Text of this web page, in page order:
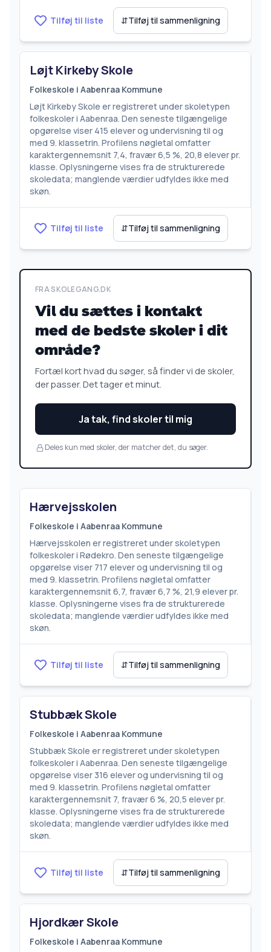
Tilføj til liste ⇵Tilføj til sammenligning
Løjt Kirkeby Skole
Folkeskole i Aabenraa Kommune
Løjt Kirkeby Skole er registreret under skoletypen
folkeskoler i Aabenraa. Den seneste tilgængelige
opgørelse viser 415 elever og undervisning til og
med 9. klassetrin. Profilens nøgletal omfatter
karaktergennemsnit 7,4, fravær 6,5 %, 20,8 elever pr.
klasse. Oplysningerne vises fra de strukturerede
skoledata; manglende værdier udfyldes ikke med
skøn.
Tilføj til liste ⇵Tilføj til sammenligning
FRA SKOLEGANG.DK
Vil du sættes i kontakt
med de bedste skoler i dit
område?
Fortæl kort hvad du søger, så finder vi de skoler,
der passer. Det tager et minut.
Ja tak, find skoler til mig
Deles kun med skoler, der matcher det, du søger.
Hærvejsskolen
Folkeskole i Aabenraa Kommune
Hærvejsskolen er registreret under skoletypen
folkeskoler i Rødekro. Den seneste tilgængelige
opgørelse viser 717 elever og undervisning til og
med 9. klassetrin. Profilens nøgletal omfatter
karaktergennemsnit 6,7, fravær 6,7 %, 21,9 elever pr.
klasse. Oplysningerne vises fra de strukturerede
skoledata; manglende værdier udfyldes ikke med
skøn.
Tilføj til liste ⇵Tilføj til sammenligning
Stubbæk Skole
Folkeskole i Aabenraa Kommune
Stubbæk Skole er registreret under skoletypen
folkeskoler i Aabenraa. Den seneste tilgængelige
opgørelse viser 316 elever og undervisning til og
med 9. klassetrin. Profilens nøgletal omfatter
karaktergennemsnit 7, fravær 6 %, 20,5 elever pr.
klasse. Oplysningerne vises fra de strukturerede
skoledata; manglende værdier udfyldes ikke med
skøn.
Tilføj til liste ⇵Tilføj til sammenligning
Hjordkær Skole
Folkeskole i Aabenraa Kommune